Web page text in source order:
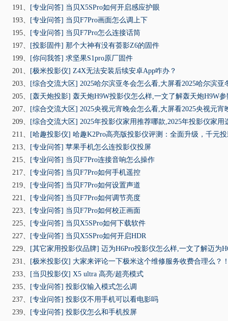
191、
[专业问答] 当贝X5SPro如何开启感应护眼
193、
[专业问答] 当贝F7Pro画面怎么调上下
195、
[专业问答] 当贝F7Pro怎么连接话筒
197、
[投影固件] 那个大神有没有荟影Z6的固件
199、
[你问我答] 求坚果S1pro原厂固件
201、
[极米投影仪] Z4X无法安装后续安卓App咋办？
203、
[综合交流大区] 2025哈尔滨亚冬会怎么看,大屏看2025哈尔滨亚
205、
[轰天炮投影] 轰天炮H9W投影仪怎么样,一文了解轰天炮H9W
207、
[综合交流大区] 2025央视元宵晚会怎么看,大屏看2025央视元宵
209、
[综合交流大区] 2025年投影仪家用推荐哪款,2025年投影仪家用
211、
[哈趣投影仪] 哈趣K2Pro高亮版投影仪评测：全面升级，千元
213、
[专业问答] 苹果手机怎么连投影仪投屏
215、
[专业问答] 当贝F7Pro连接音响怎么操作
217、
[专业问答] 当贝F7Pro如何手机遥控
219、
[专业问答] 当贝F7Pro如何设置声道
221、
[专业问答] 当贝F7Pro如何调节亮度
223、
[专业问答] 当贝F7Pro如何校正画面
225、
[专业问答] 当贝X5SPro如何下载软件
227、
[专业问答] 当贝X5SPro如何开启HDR
229、
[其它家用投影仪品牌] 迈为H6Pro投影仪怎么样,一文了解迈为
231、
[极米投影仪] 大家来评论一下极米这个维修服务收费合理么？
233、
[当贝投影仪] X5 ultra 高亮/超亮模式
235、
[专业问答] 投影仪输入模式怎么调
237、
[专业问答] 投影仪不用手机可以看电影吗
239、
[专业问答] 投影仪怎么和手机投屏